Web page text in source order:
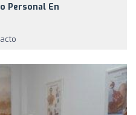
Personal En